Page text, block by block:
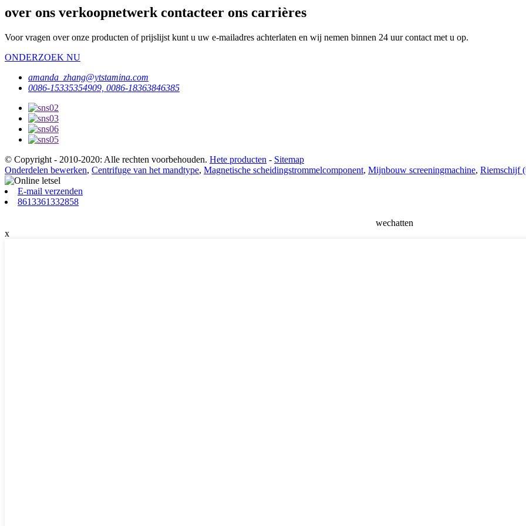
over ons verkoopnetwerk contacteer ons carrières
Voor vragen over onze producten of prijslijst kunt u uw e-mailadres achterlaten en wij nemen binnen 24 uur contact met u op.
ONDERZOEK NU
amanda_zhang@ytstamina.com
0086-15335354909, 0086-18363846385
© Copyright - 2010-2020: Alle rechten voorbehouden. Hete producten - Sitemap
Onderdelen bewerken, Centrifuge van het mandtype, Magnetische scheidingstrommelcomponent, Mijnbouw screeningmachine, Riemschijf
E-mail verzenden
8613361332858
wechatten
x